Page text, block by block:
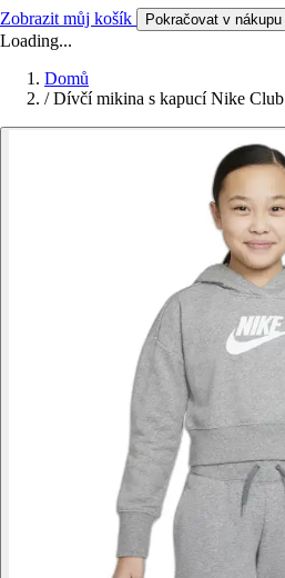
Zobrazit můj košík Pokračovat v nákupu
Loading...
Domů
/ Dívčí mikina s kapucí Nike Club